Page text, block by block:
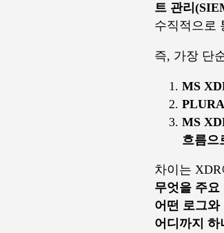
트 관리
수직적으로
즉, 가장 단
MS
MS
흐름으
차이는
무엇을 주요
어떤 로그와
어디까지